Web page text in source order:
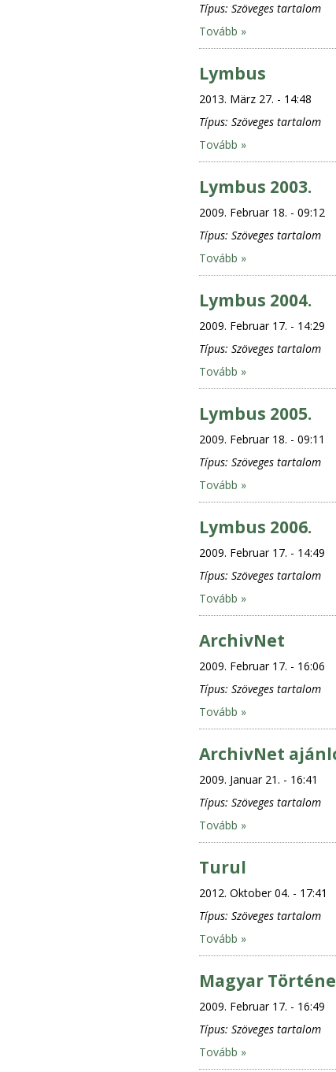
Típus: Szöveges tartalom
Tovább »
Lymbus
2013. März 27. - 14:48
Típus: Szöveges tartalom
Tovább »
Lymbus 2003.
2009. Februar 18. - 09:12
Típus: Szöveges tartalom
Tovább »
Lymbus 2004.
2009. Februar 17. - 14:29
Típus: Szöveges tartalom
Tovább »
Lymbus 2005.
2009. Februar 18. - 09:11
Típus: Szöveges tartalom
Tovább »
Lymbus 2006.
2009. Februar 17. - 14:49
Típus: Szöveges tartalom
Tovább »
ArchivNet
2009. Februar 17. - 16:06
Típus: Szöveges tartalom
Tovább »
ArchivNet
2009. Januar 21. - 16:41
Típus: Szöveges tartalom
Tovább »
Turul
2012. Oktober 04. - 17:41
Típus: Szöveges tartalom
Tovább »
Magyar
2009. Februar 17. - 16:49
Típus: Szöveges tartalom
Tovább »